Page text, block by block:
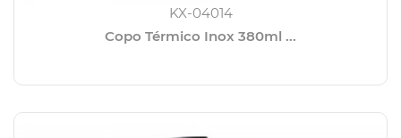
KX-04014
Copo Térmico Inox 380ml ...